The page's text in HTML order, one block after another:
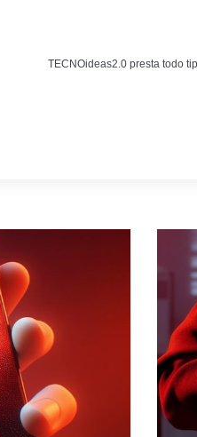
TECNOideas2.0 presta todo
Noticias tecnológicas.